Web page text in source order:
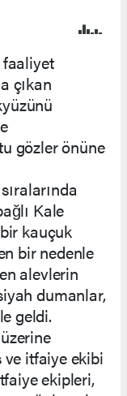
faaliyet
çıkan
gözler önüne
Kale
kauçuk
bir nedenle
alevlerin
dumanlar,
geldi.
ve itfaiye ekibi
ekipleri,